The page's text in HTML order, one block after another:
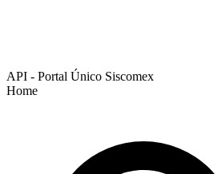
API - Portal Único Siscomex
Home